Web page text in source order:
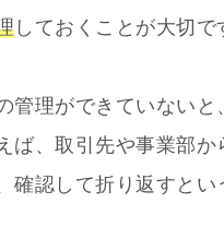
しておくことが大切で
管理ができていないと
ば、取引先や事業部
確認して折り返すとい